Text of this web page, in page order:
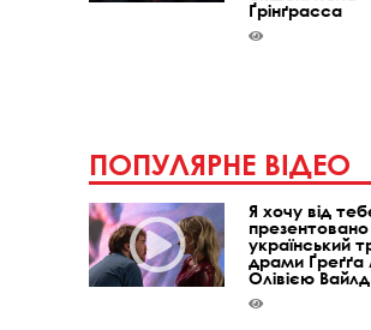
Ґрінґрасса
ПОПУЛЯРНЕ ВІДЕО
Я хочу від
презентовано
український
драми Ґреґґа
Олівією Вайлд